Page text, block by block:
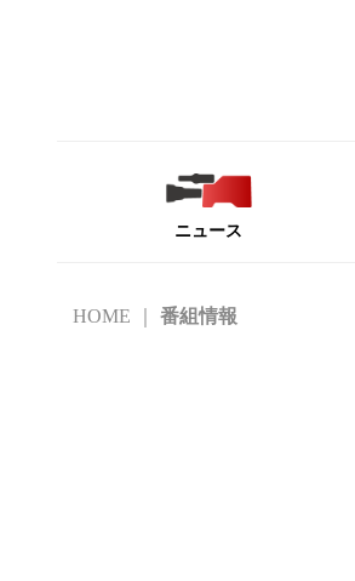
ニュース
HOME 番組情報